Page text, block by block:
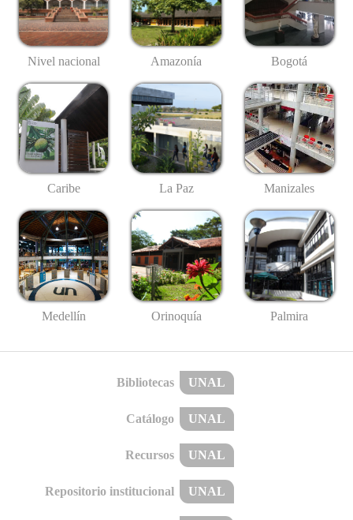
Nivel nacional Amazonía Bogotá
Caribe La Paz Manizales
Medellín Orinoquía Palmira
Bibliotecas UNAL
Catálogo UNAL
Recursos UNAL
Repositorio institucional UNAL